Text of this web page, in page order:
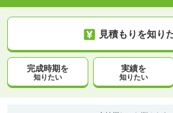
見積もりを知り
完成時期を
知りたい
実績を
知りたい